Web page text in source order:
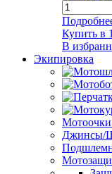
Купить в
В
Экипировка
Мотоочки
Джинсы/